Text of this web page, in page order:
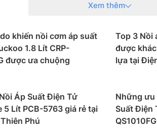
hệ: 0983666996
Xem thêm
khiến nồi cơm áp suất
1.8 Lít CRP-
được ưa chuộng
Top 3 Nồi
được
lựa tại
Áp Suất Điện Tử
5 Lít PCB-5763 giá rẻ tại
Phú
Những ưu
Suất Điện